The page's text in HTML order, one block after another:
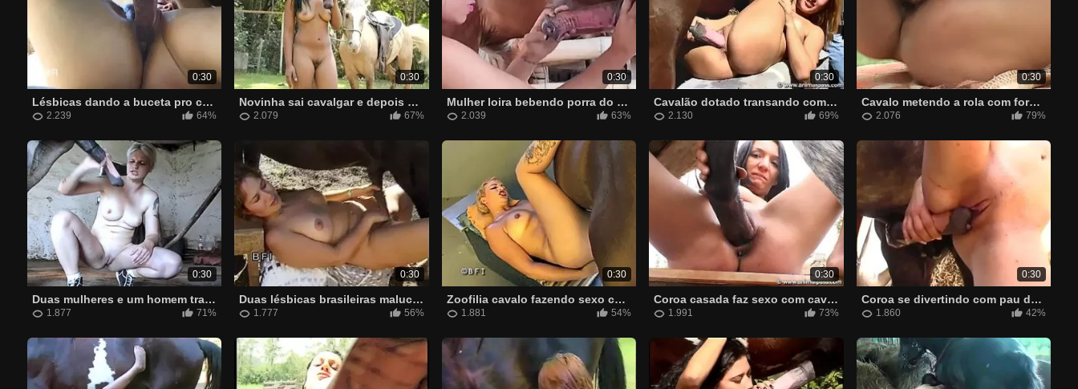
0:30
Lésbicas dando a buceta pro cavalo em vídeo de zoofilia
2.239 64%
0:30
Novinha sai cavalgar e depois para pra transar com o cavalo
2.079 67%
0:30
Mulher loira bebendo porra do cavalo que goza muito
2.039 63%
0:30
Cavalão dotado transando com mulher morena descabaçada
2.130 69%
0:30
Cavalo metendo a rola com força no cu da mulher gostosa
2.076 79%
0:30
Duas mulheres e um homem transando com um cavalo no sitio
1.877 71%
0:30
Duas lésbicas brasileiras malucas fazendo sexo com cavalo
1.777 56%
0:30
Zoofilia cavalo fazendo sexo com mulher que fica arrombada
1.881 54%
0:30
Coroa casada faz sexo com cavalo de dia e a noite com marido
1.991 73%
0:30
Coroa se divertindo com pau de cavalo transando com ele
1.860 42%